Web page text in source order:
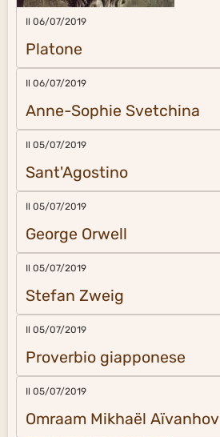
Il 06/07/2019
Platone
Il 06/07/2019
Anne-Sophie Svetchina
Il 05/07/2019
Sant'Agostino
Il 05/07/2019
George Orwell
Il 05/07/2019
Stefan Zweig
Il 05/07/2019
Proverbio giapponese
Il 05/07/2019
Omraam Mikhaël Aïvanhov